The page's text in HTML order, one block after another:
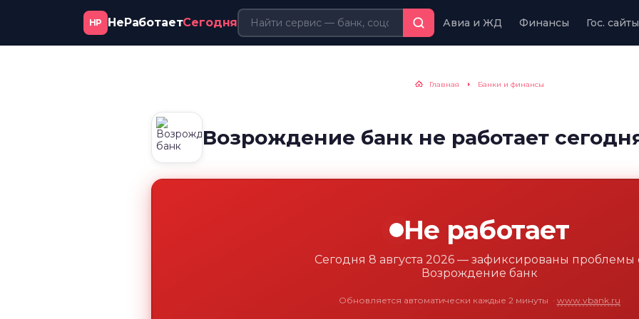
НР НеРаботаетСегодня Авиа и ЖД Финансы Гос. сайты
Главная Банки и финансы
Возрождение банк не работает
Не работает
Сегодня 8 августа 2026 — зафиксированы проблемы
Возрождение банк
Обновляется автоматически каждые 2 минуты · www.vbank.ru